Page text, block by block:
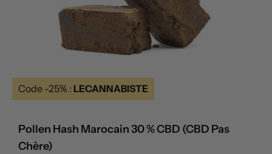
Code -25% : LECANNABISTE
Pollen Hash Marocain 30 % CBD (CBD Pas
Chère)